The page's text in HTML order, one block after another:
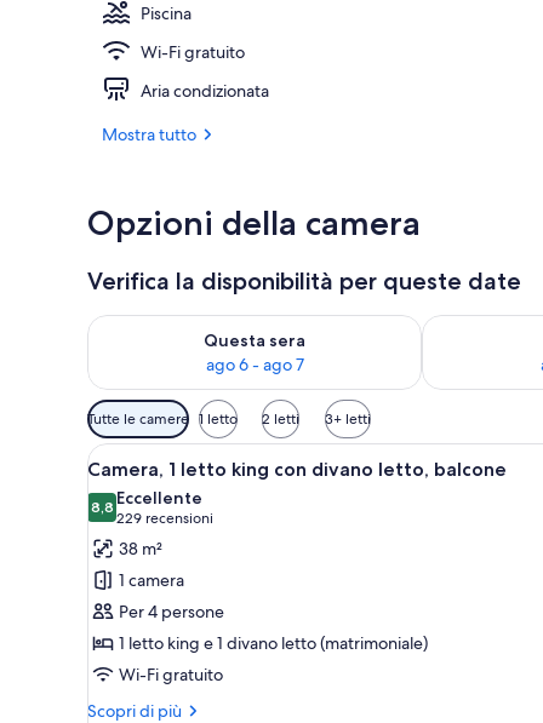
Piscina
Wi-Fi gratuito
Aria condizionata
Mostra tutto
Opzioni della camera
Verifica la disponibilità per queste date
Questa sera
ago 6 - ago 7
Verifica la disponibilità per questa sera, ago 6 - ago 7
Verifica la
Filtri
disponibili
per
le
camere
Tutte le camere 1 letto 2 letti 3+ letti
Apri
tutte
le
foto
per
Camera,
1
letto
king
con
Camera d'albergo con un
6
Camera, 1 letto king con divano letto, balcone
8,88,8 su 10
Eccellente
229 recensioni
(229
recensioni)
38 m²
1 camera
Per 4 persone
1 letto king e 1 divano letto (matrimoniale)
Wi-Fi gratuito
Scopri di più
Altri